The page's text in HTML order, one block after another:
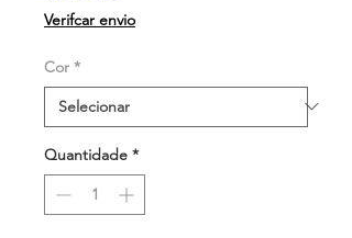
Verifcar envio
Cor *
Quantidade *